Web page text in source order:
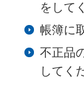
をして
帳簿に
不正品
してく